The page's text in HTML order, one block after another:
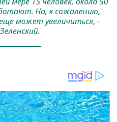
Но, к сожалению,
может увеличиться, -